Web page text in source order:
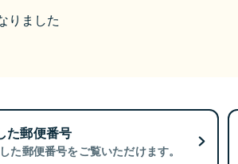
りました
た郵便番号
た郵便番号をご覧いただけます。